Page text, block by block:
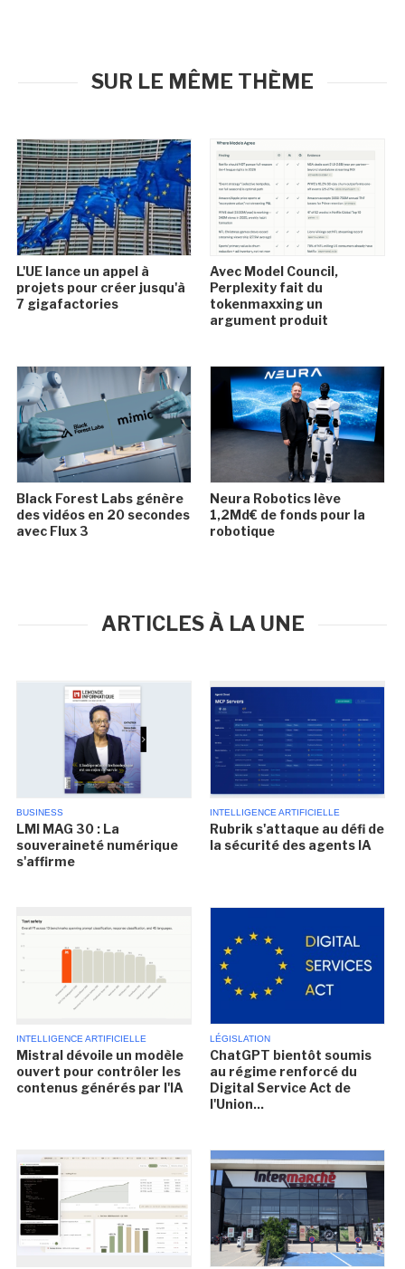
SUR LE MÊME THÈME
L'UE lance un appel à
projets pour créer jusqu'à
7 gigafactories
Avec Model Council,
Perplexity fait du
tokenmaxxing un
argument produit
Black Forest Labs génère
des vidéos en 20 secondes
avec Flux 3
Neura Robotics lève
1,2Md€ de fonds pour la
robotique
ARTICLES À LA UNE
BUSINESS
LMI MAG 30 : La
souveraineté numérique
s'affirme
INTELLIGENCE ARTIFICIELLE
Rubrik s'attaque au défi de
la sécurité des agents IA
INTELLIGENCE ARTIFICIELLE
Mistral dévoile un modèle
ouvert pour contrôler les
contenus générés par l'IA
LÉGISLATION
ChatGPT bientôt soumis
au régime renforcé du
Digital Service Act de
l'Union...